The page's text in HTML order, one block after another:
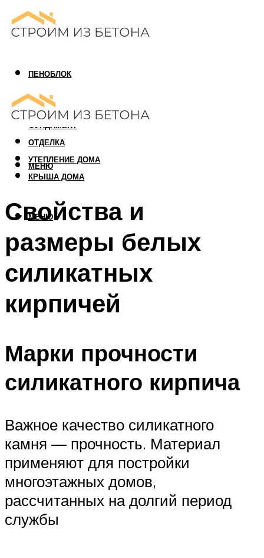
ПЕНОБЛОК
ГАЗОБЛОК
АРБОЛИТОВЫЙ БЛОК
ФУНДАМЕНТ
ОТДЕЛКА
УТЕПЛЕНИЕ ДОМА
КРЫША ДОМА
МЕНЮ
МЕНЮ
Свойства и
размеры белых
силикатных
кирпичей
Марки прочности
силикатного кирпича
Важное качество силикатного
камня — прочность. Материал
применяют для постройки
многоэтажных домов,
рассчитанных на долгий период
службы